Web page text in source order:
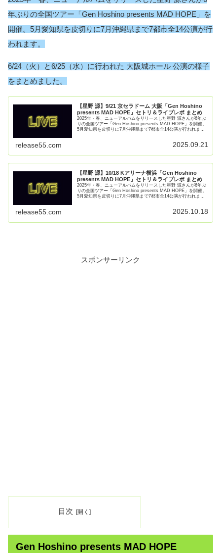
年ぶりの全国ツアー「Gen Hoshino presents MAD HOPE」を
開催。5月愛知県を皮切りに7月沖縄県まで7都市全14公演が行
われます。
6/24（火）と6/25（水）に行われた 大阪城ホール 公演の様子
をまとめました。
【星野 源】9/21 京セラドーム 大阪「Gen Hoshino
presents MAD HOPE」セトリ＆ライブレポ まとめ
2025年・春、ニューアルバムをリリースした星野 源さんが6年ぶ
りの全国ツアー「Gen Hoshino presents MAD HOPE」を開催。
5月愛知県を皮切りに7月沖縄県まで7都市全14公演が行われま
release55.com 2025.09.21
【星野 源】10/18 Kアリーナ横浜「Gen Hoshino
presents MAD HOPE」セトリ＆ライブレポ まとめ
2025年・春、ニューアルバムをリリースした星野 源さんが6年ぶ
りの全国ツアー「Gen Hoshino presents MAD HOPE」を開催。
5月愛知県を皮切りに7月沖縄県まで7都市全14公演が行われま
release55.com 2025.10.18
スポンサーリンク
目次
Gen Hoshino presents MAD HOPE